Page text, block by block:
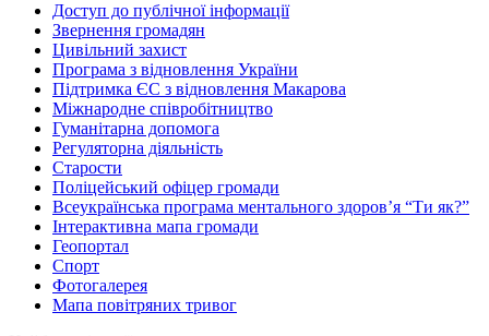
Доступ до публічної інформації
Звернення громадян
Цивільний захист
Програма з відновлення України
Підтримка ЄС з відновлення Макарова
Міжнародне співробітництво
Гуманітарна допомога
Регуляторна діяльність
Старости
Поліцейський офіцер громади
Всеукраїнська програма ментального здоров’я “Ти як?”
Інтерактивна мапа громади
Геопортал
Спорт
Фотогалерея
Мапа повітряних тривог